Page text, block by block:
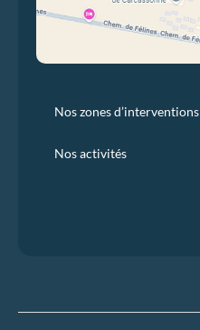
Nos zones d’interventions
Nos activités